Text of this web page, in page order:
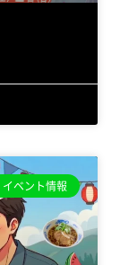
イベント情報